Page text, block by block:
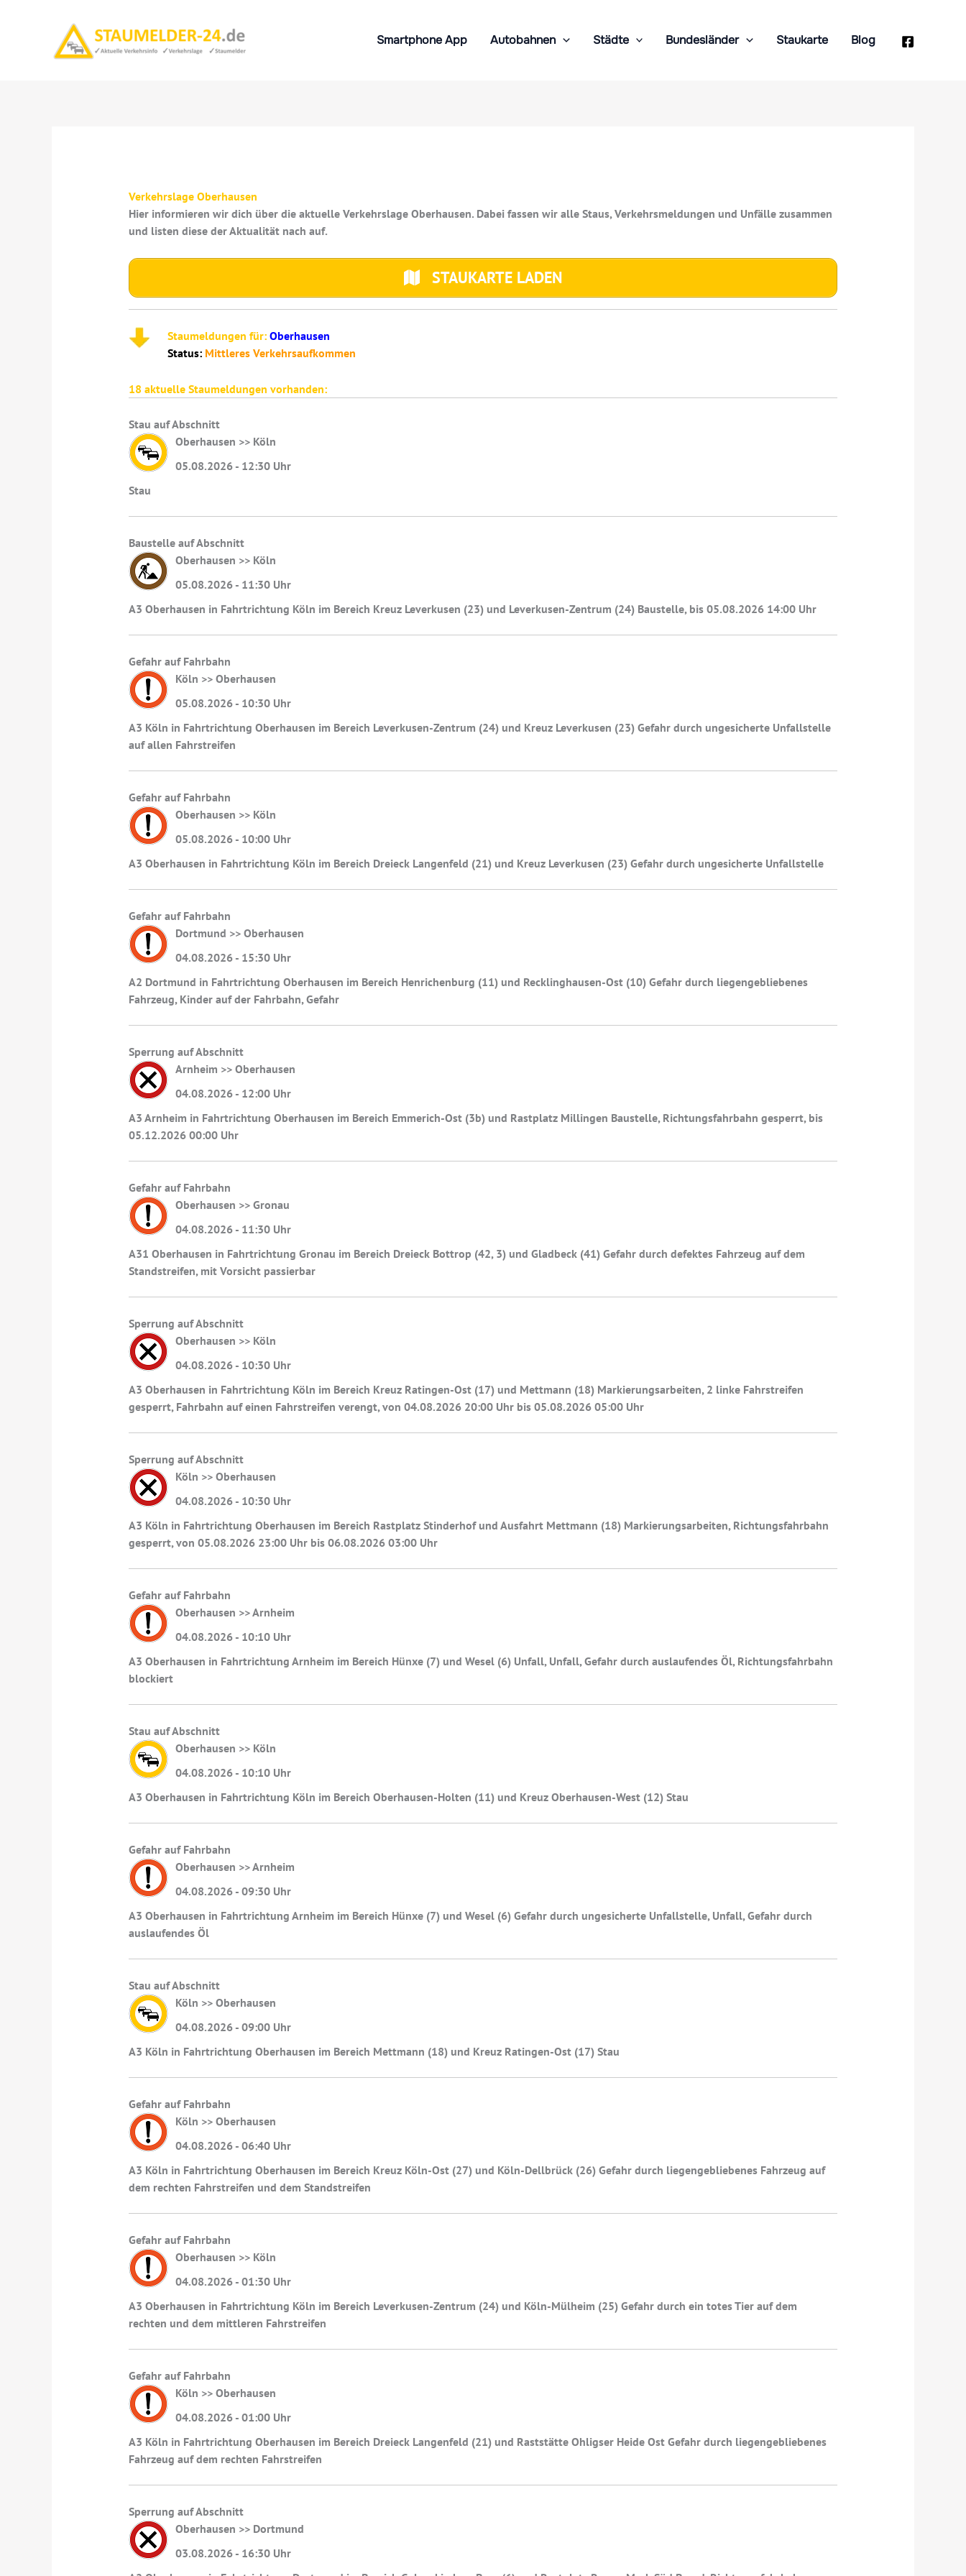
Smartphone App Autobahnen Städte Bundesländer Staukarte Blog
Verkehrslage Oberhausen
Hier informieren wir dich über die aktuelle Verkehrslage Oberhausen. Dabei fassen wir alle Staus, Verkehrsmeldungen und Unfälle zusammen
und listen diese der Aktualität nach auf.
STAUKARTE LADEN
Staumeldungen für: Oberhausen
Status: Mittleres Verkehrsaufkommen
18 aktuelle Staumeldungen vorhanden:
Stau auf Abschnitt
Oberhausen >> Köln
05.08.2026 - 12:30 Uhr
Stau
Baustelle auf Abschnitt
Oberhausen >> Köln
05.08.2026 - 11:30 Uhr
A3 Oberhausen in Fahrtrichtung Köln im Bereich Kreuz Leverkusen (23) und Leverkusen-Zentrum (24) Baustelle, bis 05.08.2026 14:00 Uhr
Gefahr auf Fahrbahn
Köln >> Oberhausen
05.08.2026 - 10:30 Uhr
A3 Köln in Fahrtrichtung Oberhausen im Bereich Leverkusen-Zentrum (24) und Kreuz Leverkusen (23) Gefahr durch ungesicherte Unfallstelle
auf allen Fahrstreifen
Gefahr auf Fahrbahn
Oberhausen >> Köln
05.08.2026 - 10:00 Uhr
A3 Oberhausen in Fahrtrichtung Köln im Bereich Dreieck Langenfeld (21) und Kreuz Leverkusen (23) Gefahr durch ungesicherte Unfallstelle
Gefahr auf Fahrbahn
Dortmund >> Oberhausen
04.08.2026 - 15:30 Uhr
A2 Dortmund in Fahrtrichtung Oberhausen im Bereich Henrichenburg (11) und Recklinghausen-Ost (10) Gefahr durch liegengebliebenes
Fahrzeug, Kinder auf der Fahrbahn, Gefahr
Sperrung auf Abschnitt
Arnheim >> Oberhausen
04.08.2026 - 12:00 Uhr
A3 Arnheim in Fahrtrichtung Oberhausen im Bereich Emmerich-Ost (3b) und Rastplatz Millingen Baustelle, Richtungsfahrbahn gesperrt, bis
05.12.2026 00:00 Uhr
Gefahr auf Fahrbahn
Oberhausen >> Gronau
04.08.2026 - 11:30 Uhr
A31 Oberhausen in Fahrtrichtung Gronau im Bereich Dreieck Bottrop (42, 3) und Gladbeck (41) Gefahr durch defektes Fahrzeug auf dem
Standstreifen, mit Vorsicht passierbar
Sperrung auf Abschnitt
Oberhausen >> Köln
04.08.2026 - 10:30 Uhr
A3 Oberhausen in Fahrtrichtung Köln im Bereich Kreuz Ratingen-Ost (17) und Mettmann (18) Markierungsarbeiten, 2 linke Fahrstreifen
gesperrt, Fahrbahn auf einen Fahrstreifen verengt, von 04.08.2026 20:00 Uhr bis 05.08.2026 05:00 Uhr
Sperrung auf Abschnitt
Köln >> Oberhausen
04.08.2026 - 10:30 Uhr
A3 Köln in Fahrtrichtung Oberhausen im Bereich Rastplatz Stinderhof und Ausfahrt Mettmann (18) Markierungsarbeiten, Richtungsfahrbahn
gesperrt, von 05.08.2026 23:00 Uhr bis 06.08.2026 03:00 Uhr
Gefahr auf Fahrbahn
Oberhausen >> Arnheim
04.08.2026 - 10:10 Uhr
A3 Oberhausen in Fahrtrichtung Arnheim im Bereich Hünxe (7) und Wesel (6) Unfall, Unfall, Gefahr durch auslaufendes Öl, Richtungsfahrbahn
blockiert
Stau auf Abschnitt
Oberhausen >> Köln
04.08.2026 - 10:10 Uhr
A3 Oberhausen in Fahrtrichtung Köln im Bereich Oberhausen-Holten (11) und Kreuz Oberhausen-West (12) Stau
Gefahr auf Fahrbahn
Oberhausen >> Arnheim
04.08.2026 - 09:30 Uhr
A3 Oberhausen in Fahrtrichtung Arnheim im Bereich Hünxe (7) und Wesel (6) Gefahr durch ungesicherte Unfallstelle, Unfall, Gefahr durch
auslaufendes Öl
Stau auf Abschnitt
Köln >> Oberhausen
04.08.2026 - 09:00 Uhr
A3 Köln in Fahrtrichtung Oberhausen im Bereich Mettmann (18) und Kreuz Ratingen-Ost (17) Stau
Gefahr auf Fahrbahn
Köln >> Oberhausen
04.08.2026 - 06:40 Uhr
A3 Köln in Fahrtrichtung Oberhausen im Bereich Kreuz Köln-Ost (27) und Köln-Dellbrück (26) Gefahr durch liegengebliebenes Fahrzeug auf
dem rechten Fahrstreifen und dem Standstreifen
Gefahr auf Fahrbahn
Oberhausen >> Köln
04.08.2026 - 01:30 Uhr
A3 Oberhausen in Fahrtrichtung Köln im Bereich Leverkusen-Zentrum (24) und Köln-Mülheim (25) Gefahr durch ein totes Tier auf dem
rechten und dem mittleren Fahrstreifen
Gefahr auf Fahrbahn
Köln >> Oberhausen
04.08.2026 - 01:00 Uhr
A3 Köln in Fahrtrichtung Oberhausen im Bereich Dreieck Langenfeld (21) und Raststätte Ohligser Heide Ost Gefahr durch liegengebliebenes
Fahrzeug auf dem rechten Fahrstreifen
Sperrung auf Abschnitt
Oberhausen >> Dortmund
03.08.2026 - 16:30 Uhr